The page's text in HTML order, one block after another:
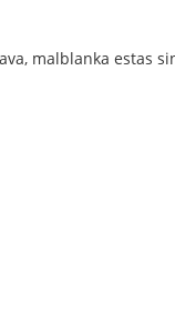
malblanka estas